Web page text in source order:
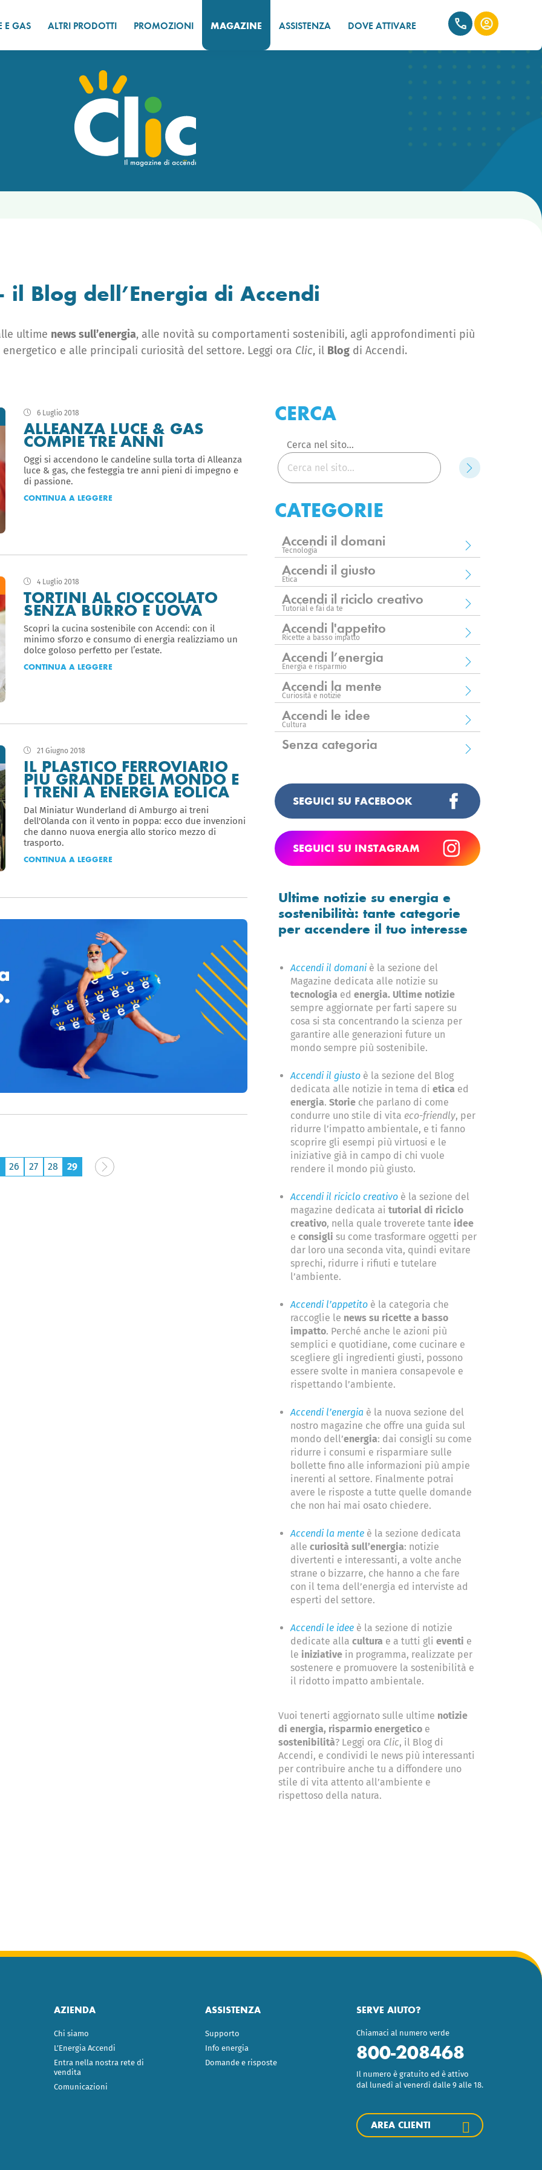
E GAS ALTRI PRODOTTI PROMOZIONI MAGAZINE ASSISTENZA DOVE ATTIVARE
il Blog dell’Energia di Accendi
ultime news sull’energia​, alle novità su comportamenti sostenibili, agli approfondimenti più
e alle principali curiosità del settore. Leggi ora ​Clic​, il ​ Blog ​ di Accendi.
6 Luglio 2018
ALLEANZA LUCE & GAS
COMPIE TRE ANNI
Oggi si accendono le candeline sulla torta di Alleanza
luce & gas, che festeggia tre anni pieni di impegno e
di passione.
CONTINUA A LEGGERE
4 Luglio 2018
TORTINI AL CIOCCOLATO
SENZA BURRO E UOVA
Scopri la cucina sostenibile con Accendi: con il
minimo sforzo e consumo di energia realizziamo un
dolce goloso perfetto per l’estate.
CONTINUA A LEGGERE
21 Giugno 2018
IL PLASTICO FERROVIARIO
PIÙ GRANDE DEL MONDO E
I TRENI A ENERGIA EOLICA
Dal Miniatur Wunderland di Amburgo ai treni
dell'Olanda con il vento in poppa: ecco due invenzioni
che danno nuova energia allo storico mezzo di
trasporto.
CONTINUA A LEGGERE
26 27 28 29
CERCA
Cerca nel sito...
Cerca
CATEGORIE
Accendi il domani
Tecnologia
Accendi il giusto
Etica
Accendi il riciclo creativo
Tutorial e fai da te
Accendi l'appetito
Ricette a basso impatto
Accendi l’energia
Energia e risparmio
Accendi la mente
Curiosità e notizie
Accendi le idee
Cultura
Senza categoria
SEGUICI SU FACEBOOK
SEGUICI SU INSTAGRAM
Ultime notizie su energia e
sostenibilità: tante categorie
per accendere il tuo interesse
Accendi il domaniè la sezione del
Magazine dedicata alle notizie su
tecnologia ​ed ​ energia. Ultime notizie​
sempre aggiornate per farti sapere su
cosa si sta concentrando la scienza per
garantire alle generazioni future un
mondo sempre più sostenibile.
Accendi il giustoè la sezione del Blog
dedicata alle notizie in tema di ​ etica ed
energia. Storie​ che parlano di come
condurre uno stile di vita eco-friendly,​ per
ridurre l’impatto ambientale, e ti fanno
scoprire gli esempi più virtuosi e le
iniziative già in campo di chi vuole
rendere il mondo più giusto.
Accendi il riciclo creativoè la sezione del
magazine dedicata ai tutorial di riciclo
creativo, nella quale troverete tante idee
e consigli su come trasformare oggetti per
dar loro una seconda vita, quindi evitare
sprechi, ridurre i rifiuti e tutelare
l’ambiente.
Accendi l’appetito​ è la categoria che
raccoglie le ​ news su ricette a basso
impatto​. Perché anche le azioni più
semplici e quotidiane, come cucinare e
scegliere gli ingredienti giusti, possono
essere svolte in maniera consapevole e
rispettando l’ambiente.
Accendi l’energia​è la nuova sezione del
nostro magazine che offre una guida sul
mondo dell’energia: dai consigli su come
ridurre i consumi e risparmiare sulle
bollette fino alle informazioni più ampie
inerenti al settore. Finalmente potrai
avere le risposte a tutte quelle domande
che non hai mai osato chiedere.
Accendi la mente​ è la sezione dedicata
alle ​ curiosità sull’energia​: notizie
divertenti e interessanti, a volte anche
strane o bizzarre, che hanno a che fare
con il tema dell’energia ed interviste ad
esperti del settore.
Accendi le idee​è la sezione di notizie
dedicate alla ​ cultura ​e a tutti gli eventi ​ e ​
le iniziative​ in programma, realizzate per
sostenere e promuovere la sostenibilità e
il ridotto impatto ambientale.
Vuoi tenerti aggiornato sulle ultime ​ notizie
di energia​, ​risparmio energetico​ e ​
sostenibilità​? Leggi ora ​ Clic,​ il Blog di
Accendi, e condividi le news più interessanti
per contribuire anche tu a diffondere uno
stile di vita attento all’ambiente e
rispettoso della natura.
AZIENDA
Chi siamo
L’Energia Accendi
Entra nella nostra rete di
vendita
Comunicazioni
ASSISTENZA
Supporto
Info energia
Domande e risposte
SERVE AIUTO?
Chiamaci al numero verde
800-208468
Il numero è gratuito ed è attivo
dal lunedì al venerdì dalle 9 alle 18.
AREA CLIENTI